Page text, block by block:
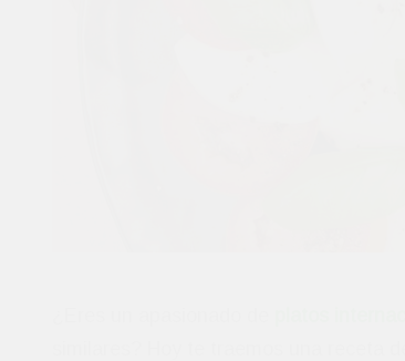
platos
similares? Hoy te traemos una receta